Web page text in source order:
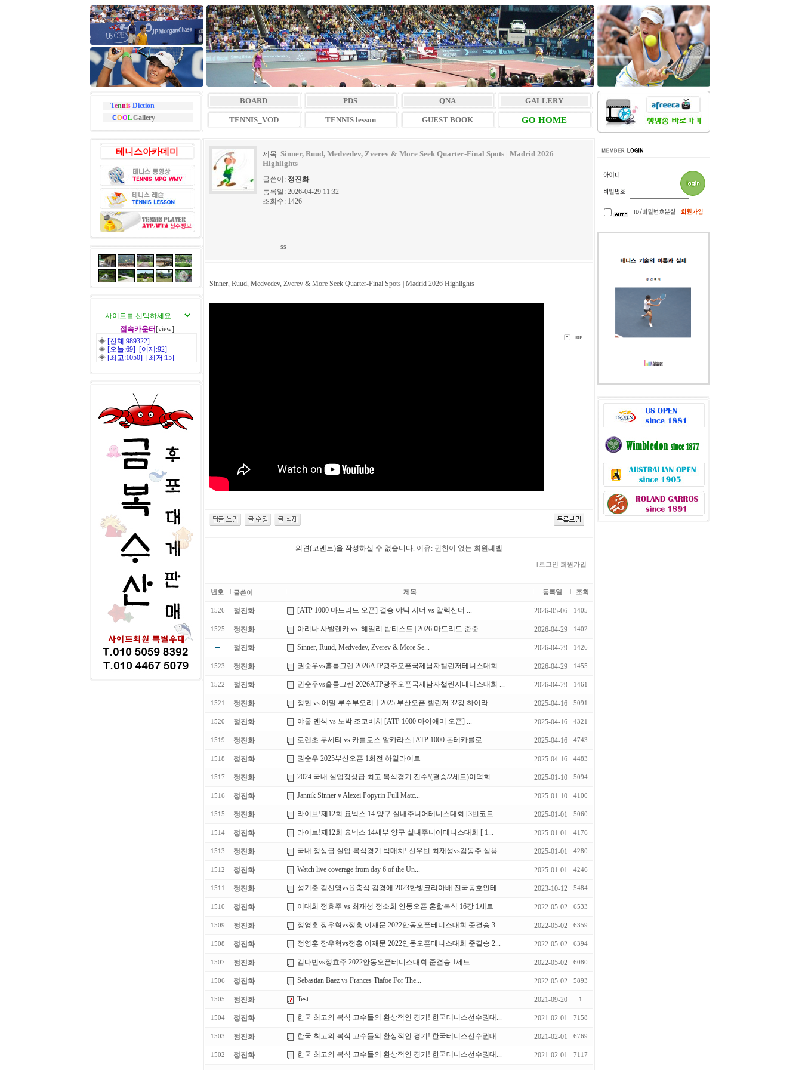
Tennis Diction
COOLGallery
BOARD PDS QNA GALLERY
TENNIS_VOD TENNIS lesson GUEST BOOK GO HOME
테니스아카데미
접속카운터 [view]
◈ [전체:989322]
◈ [오늘:69] [어제:92]
◈ [최고:1050] [최저:15]
제목: Sinner, Ruud, Medvedev, Zverev & More Seek Quarter-Final Spots | Madrid 2026
Highlights
글쓴이: 정진화
등록일: 2026-04-29 11:32
조회수: 1426
ss
Sinner, Ruud, Medvedev, Zverev & More Seek Quarter-Final Spots | Madrid 2026 Highlights
의견(코멘트)을 작성하실 수 없습니다. 이유: 권한이 없는 회원레벨
[로그인 회원가입]
번호 글쓴이 제목 등록일 조회
1526 정진화 [ATP 1000 마드리드 오픈] 결승 야닉 시너 vs 알렉산더 ... 2026-05-06 1405
1525 정진화 아리나 사발렌카 vs. 헤일리 밥티스트 | 2026 마드리드 준준... 2026-04-29 1402
정진화 Sinner, Ruud, Medvedev, Zverev & More Se... 2026-04-29 1426
1523 정진화 권순우vs홀름그렌 2026ATP광주오픈국제남자챌린저테니스대회 ... 2026-04-29 1455
1522 정진화 권순우vs홀름그렌 2026ATP광주오픈국제남자챌린저테니스대회 ... 2026-04-29 1461
1521 정진화 정현 vs 에밀 루수부오리ㅣ2025 부산오픈 챌린저 32강 하이라... 2025-04-16 5091
1520 정진화 야쿱 멘식 vs 노박 조코비치 [ATP 1000 마이애미 오픈] ... 2025-04-16 4321
1519 정진화 로렌초 무세티 vs 카를로스 알카라스 [ATP 1000 몬테카를로... 2025-04-16 4743
1518 정진화 권순우 2025부산오픈 1회전 하일라이트 2025-04-16 4483
1517 정진화 2024 국내 실업정상급 최고 복식경기 진수!(결승/2세트)이덕희... 2025-01-10 5094
1516 정진화 Jannik Sinner v Alexei Popyrin Full Matc... 2025-01-10 4100
1515 정진화 라이브!제12회 요넥스 14 양구 실내주니어테니스대회 [3번코트... 2025-01-01 5060
1514 정진화 라이브!제12회 요넥스 14세부 양구 실내주니어테니스대회 [ 1... 2025-01-01 4176
1513 정진화 국내 정상급 실업 복식경기 빅매치! 신우빈 최재성vs김동주 심용... 2025-01-01 4280
1512 정진화 Watch live coverage from day 6 of the Un... 2025-01-01 4246
1511 정진화 성기춘 김선영vs윤충식 김경애 2023한빛코리아배 전국동호인테... 2023-10-12 5484
1510 정진화 이대희 정효주 vs 최재성 정소희 안동오픈 혼합복식 16강 1세트 2022-05-02 6533
1509 정진화 정영훈 장우혁vs정홍 이재문 2022안동오픈테니스대회 준결승 3... 2022-05-02 6359
1508 정진화 정영훈 장우혁vs정홍 이재문 2022안동오픈테니스대회 준결승 2... 2022-05-02 6394
1507 정진화 김다빈vs정효주 2022안동오픈테니스대회 준결승 1세트 2022-05-02 6080
1506 정진화 Sebastian Baez vs Frances Tiafoe For The... 2022-05-02 5893
1505 정진화 Test 2021-09-20 1
1504 정진화 한국 최고의 복식 고수들의 환상적인 경기! 한국테니스선수권대... 2021-02-01 7158
1503 정진화 한국 최고의 복식 고수들의 환상적인 경기! 한국테니스선수권대... 2021-02-01 6769
1502 정진화 한국 최고의 복식 고수들의 환상적인 경기! 한국테니스선수권대... 2021-02-01 7117